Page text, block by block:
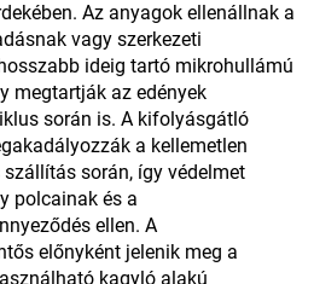
Az anyagok ellenállnak a
vagy szerkezeti
ideig tartó mikrohullámú
megtartják az edények
során is. A kifolyásgátló
a kellemetlen
során, így védelmet
polcainak és a
ellen. A
előnyként jelenik meg a
kagyló alakú